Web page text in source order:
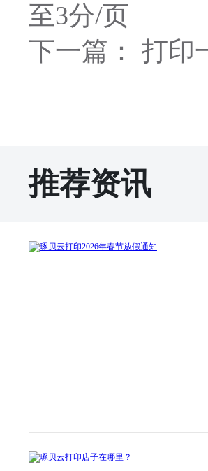
至3分/页
下一篇： 打印
推荐资讯